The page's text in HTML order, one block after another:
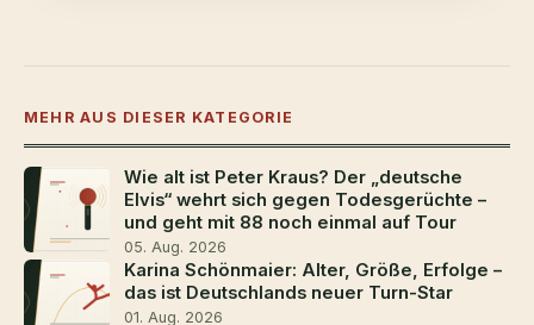
MEHR AUS DIESER KATEGORIE
Wie alt ist Peter Kraus? Der „deutsche
Elvis“ wehrt sich gegen Todesgerüchte –
und geht mit 88 noch einmal auf Tour
05. Aug. 2026
Karina Schönmaier: Alter, Größe, Erfolge –
das ist Deutschlands neuer Turn-Star
01. Aug. 2026